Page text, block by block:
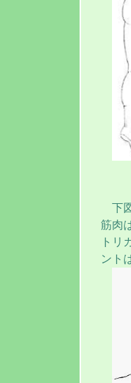
下
筋肉
トリ
ント